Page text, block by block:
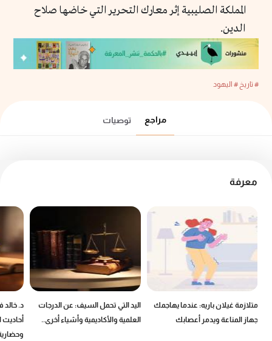
المملكة الصليبية إثر معارك التحرير التي خاضها صلاح
الدين.
# تاريخ # اليهود
مراجع توصيات
معرفة
متلازمة غيلان باريه: عندما يهاجمك
جهاز المناعة ويدمر أعصابك
اليد التي تحمل السيف: عن الدرجات
العلمية والأكاديمية وأشياء أخرى..
د.
أحاديث